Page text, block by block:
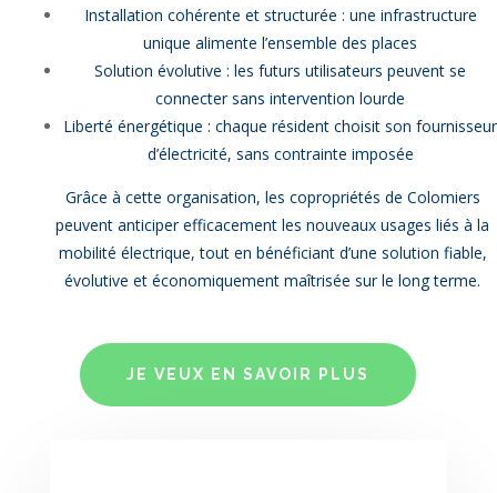
Installation cohérente et structurée : une infrastructure
unique alimente l’ensemble des places
Solution évolutive : les futurs utilisateurs peuvent se
connecter sans intervention lourde
Liberté énergétique : chaque résident choisit son fournisseur
d’électricité, sans contrainte imposée
Grâce à cette organisation, les copropriétés de Colomiers
peuvent anticiper efficacement les nouveaux usages liés à la
mobilité électrique, tout en bénéficiant d’une solution fiable,
évolutive et économiquement maîtrisée sur le long terme.
JE VEUX EN SAVOIR PLUS